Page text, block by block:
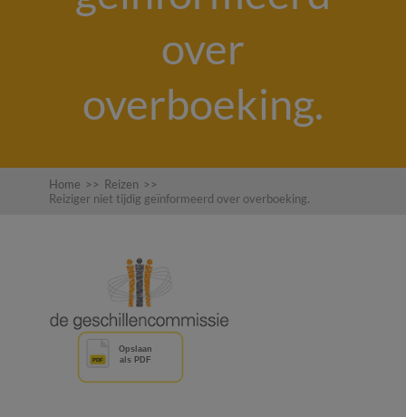
over
overboeking.
Home >> Reizen >>
Reiziger niet tijdig geïnformeerd over overboeking.